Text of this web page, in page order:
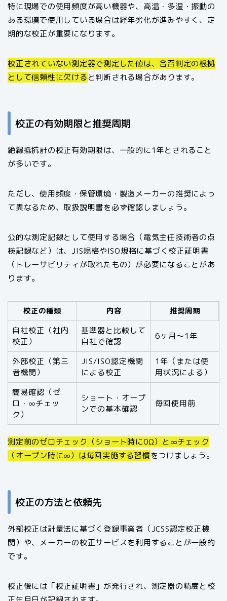
特に現場での使用頻度が高い機器や、高温・多湿・振動の
ある環境で使用している場合は経年劣化が進みやすく、定
期的な校正が重要になります。
校正されていない測定器で測定した値は、合否判定の根拠
として信頼性に欠けると判断される場合があります。
校正の有効期限と推奨周期
絶縁抵抗計の校正有効期限は、一般的に1年とされること
が多いです。
ただし、使用頻度・保管環境・製造メーカーの推奨によっ
て異なるため、取扱説明書を必ず確認しましょう。
公的な測定記録として使用する場合（電気主任技術者の点
検記録など）は、JIS規格やISO規格に基づく校正証明書
（トレーサビリティが取れたもの）が必要になることがあ
ります。
校正の種類 内容 推奨周期
自社校正（社内
校正）
基準器と比較して
自社で確認
6ヶ月〜1年
外部校正（第三
者機関）
JIS/ISO認定機関
による校正
1年（または使
用状況による）
簡易確認（ゼ
ロ・∞チェッ
ク）
ショート・オープ
ンでの基本確認
毎回使用前
測定前のゼロチェック（ショート時に0Ω）と∞チェック
（オープン時に∞）は毎回実施する習慣をつけましょう。
校正の方法と依頼先
外部校正は計量法に基づく登録事業者（JCSS認定校正機
関）や、メーカーの校正サービスを利用することが一般的
です。
校正後には「校正証明書」が発行され、測定器の精度と校